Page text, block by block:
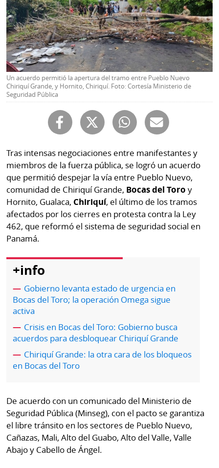
SERVICIOS
E-
Paper
Buscador
Comunicados
Catálogos
Lotería
Kiosko
digital
Luctuosas
Contenido
de
marcas
RSS
Temas
Notas
al
lector
Buenas
prácticas
OTROS
SITIOS
Metro
por
Metro
Panamá
Cero
KM
Corprensa
Mi
Ellas
Club
La
Busca
Fácil
⌾
Hoy
por
Hoy
Tal
Un acuerdo permitió la apertura del tramo entre Pueblo Nuevo
Chiriquí Grande, y Hornito, Chiriquí. Foto: Cortesía Ministerio de
Seguridad Pública
Tras intensas negociaciones entre manifestantes y
miembros de la fuerza pública, se logró un acuerdo
que permitió despejar la vía entre Pueblo Nuevo,
comunidad de Chiriquí Grande, Bocas del Toroy
Hornito, Gualaca, Chiriquí, el último de los tramos
afectados por los cierres en protesta contra la Ley
462, que reformó el sistema de seguridad social en
Panamá.
+info
Gobierno levanta estado de urgencia en
Bocas del Toro; la operación Omega sigue
activa
Crisis en Bocas del Toro: Gobierno busca
acuerdos para desbloquear Chiriquí Grande
Chiriquí Grande: la otra cara de los bloqueos
en Bocas del Toro
De acuerdo con un comunicado del Ministerio de
Seguridad Pública (Minseg), con el pacto se garantiza
el libre tránsito en los sectores de Pueblo Nuevo,
Cañazas, Mali, Alto del Guabo, Alto del Valle, Valle
Abajo y Cabello de Ángel.